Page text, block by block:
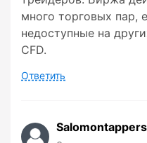
много торговых пар,
недоступные на
CFD.
Ответить
Salomontappers